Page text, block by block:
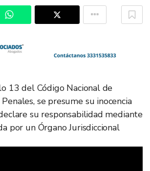
13 del Código Nacional de
se presume su inocencia
su responsabilidad mediante
por un Órgano Jurisdiccional